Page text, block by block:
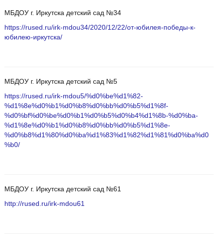
МБДОУ г. Иркутска детский сад №34
https://rused.ru/irk-mdou34/2020/12/22/от-юбилея-победы-к-
юбилею-иркутска/
МБДОУ г. Иркутска детский сад №5
https://rused.ru/irk-mdou5/%d0%be%d1%82-
%d1%8e%d0%b1%d0%b8%d0%bb%d0%b5%d1%8f-
%d0%bf%d0%be%d0%b1%d0%b5%d0%b4%d1%8b-%d0%ba-
%d1%8e%d0%b1%d0%b8%d0%bb%d0%b5%d1%8e-
%d0%b8%d1%80%d0%ba%d1%83%d1%82%d1%81%d0%ba%d0
%b0/
МБДОУ г. Иркутска детский сад №61
http://rused.ru/irk-mdou61